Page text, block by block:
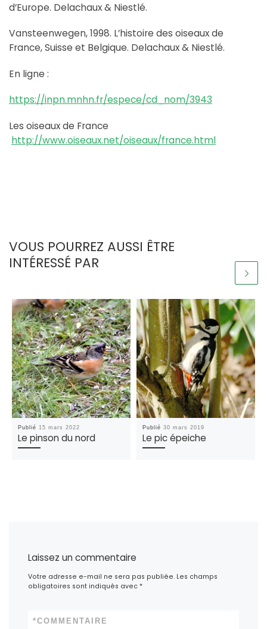
d’Europe. Delachaux & Niestlé.
Vansteenwegen, 1998. L’histoire des oiseaux de
France, Suisse et Belgique. Delachaux & Niestlé.
En ligne :
https://inpn.mnhn.fr/espece/cd_nom/3943
Les oiseaux de France
http://www.oiseaux.net/oiseaux/france.html
VOUS POURREZ AUSSI ÊTRE
INTÉRESSÉ PAR
Publié15 mars 2022
Le pinson du nord
Publié30 mars 2019
Le pic épeiche
Laissez un commentaire
Votre adresse e-mail ne sera pas publiée. Les champs
obligatoires sont indiqués avec*
COMMENTAIRE
*